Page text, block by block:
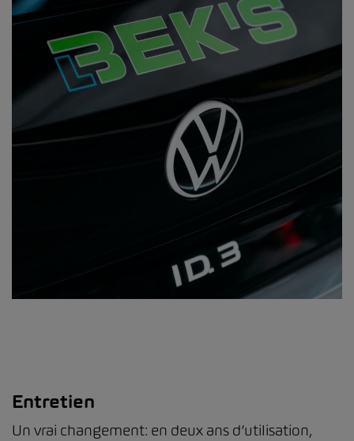
Entretien
Un vrai changement: en deux ans d’utilisation,